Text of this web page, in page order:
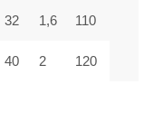
32 1,6 110
40 2 120